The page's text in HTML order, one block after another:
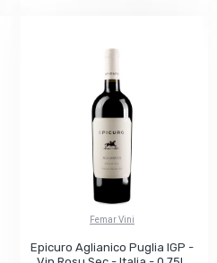
Femar Vini
Epicuro Aglianico Puglia IGP -